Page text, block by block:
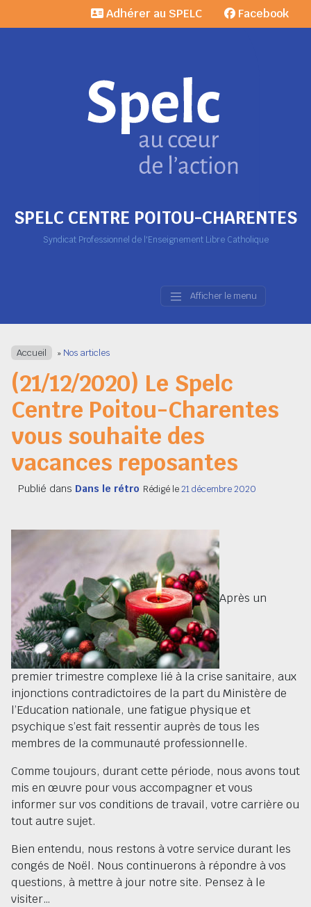
SPELC CENTRE POITOU-CHARENTES
Syndicat Professionnel de l'Enseignement Libre Catholique
Adhérer au SPELC Facebook
Afficher le menu
Accueil » Nos articles
(21/12/2020) Le Spelc
Centre Poitou-Charentes
vous souhaite des
vacances reposantes
Publié dans Dans le rétro Rédigé le21 décembre 2020
Après un
premier trimestre complexe lié à la crise sanitaire, aux
injonctions contradictoires de la part du Ministère de
l’Education nationale, une fatigue physique et
psychique s’est fait ressentir auprès de tous les
membres de la communauté professionnelle.
Comme toujours, durant cette période, nous avons tout
mis en œuvre pour vous accompagner et vous
informer sur vos conditions de travail, votre carrière ou
tout autre sujet.
Bien entendu, nous restons à votre service durant les
congés de Noël. Nous continuerons à répondre à vos
questions, à mettre à jour notre site. Pensez à le
visiter…